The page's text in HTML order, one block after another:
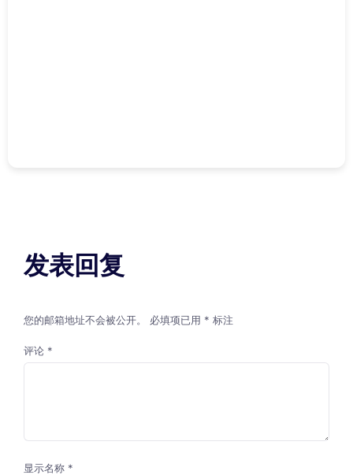
发表回复
您的邮箱地址不会被公开。 必填项已用 * 标注
评论 *
显示名称 *